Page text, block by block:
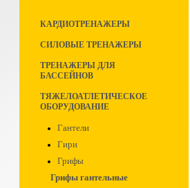
КАРДИОТРЕНАЖЕРЫ
СИЛОВЫЕ ТРЕНАЖЕРЫ
ТРЕНАЖЕРЫ ДЛЯ
БАССЕЙНОВ
ТЯЖЕЛОАТЛЕТИЧЕСКОЕ
ОБОРУДОВАНИЕ
Гантели
Гири
Грифы
Грифы гантельные